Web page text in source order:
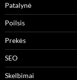
Patalynė
Poilsis
Prekės
SEO
Skelbimai